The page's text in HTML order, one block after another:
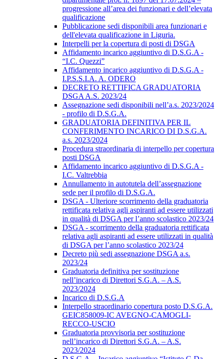
progressione all’area dei funzionari e dell’elevata
qualificazione
Pubblicazione sedi disponibili area funzionari e
dell'elevata qualificazione in Liguria.
Interpelli per la copertura di posti di DSGA
Affidamento incarico aggiuntivo di D.S.G.A -
“I.C. Quezzi”
Affidamento incarico aggiuntivo di D.S.G.A -
I.P.S.S.I.A. A. ODERO
DECRETO RETTIFICA GRADUATORIA
DSGA A.S. 2023/24
Assegnazione sedi disponibili nell’a.s. 2023/2024
- profilo di D.S.G.A.
GRADUATORIA DEFINITIVA PER IL
CONFERIMENTO INCARICO DI D.S.G.A.
a.s. 2023/2024
Procedura straordinaria di interpello per copertura
posti DSGA
Affidamento incarico aggiuntivo di D.S.G.A -
I.C. Valtrebbia
Annullamento in autotutela dell’assegnazione
sede per il profilo di D.S.G.A.
DSGA - Ulteriore scorrimento della graduatoria
rettificata relativa agli aspiranti ad essere utilizzati
in qualità di DSGA per l’anno scolastico 2023/24
DSGA - scorrimento della graduatoria rettificata
relativa agli aspiranti ad essere utilizzati in qualità
di DSGA per l’anno scolastico 2023/24
Decreto più sedi assegnazione DSGA a.s.
2023/24
Graduatoria definitiva per sostituzione
nell’incarico di Direttori S.G.A. – A.S.
2023/2024
Incarico di D.S.G.A
Interpello straordinario copertura posto D.S.G.A.
GEIC858009-IC AVEGNO-CAMOGLI-
RECCO-USCIO
Graduatoria provvisoria per sostituzione
nell’incarico di Direttori S.G.A. – A.S.
2023/2024